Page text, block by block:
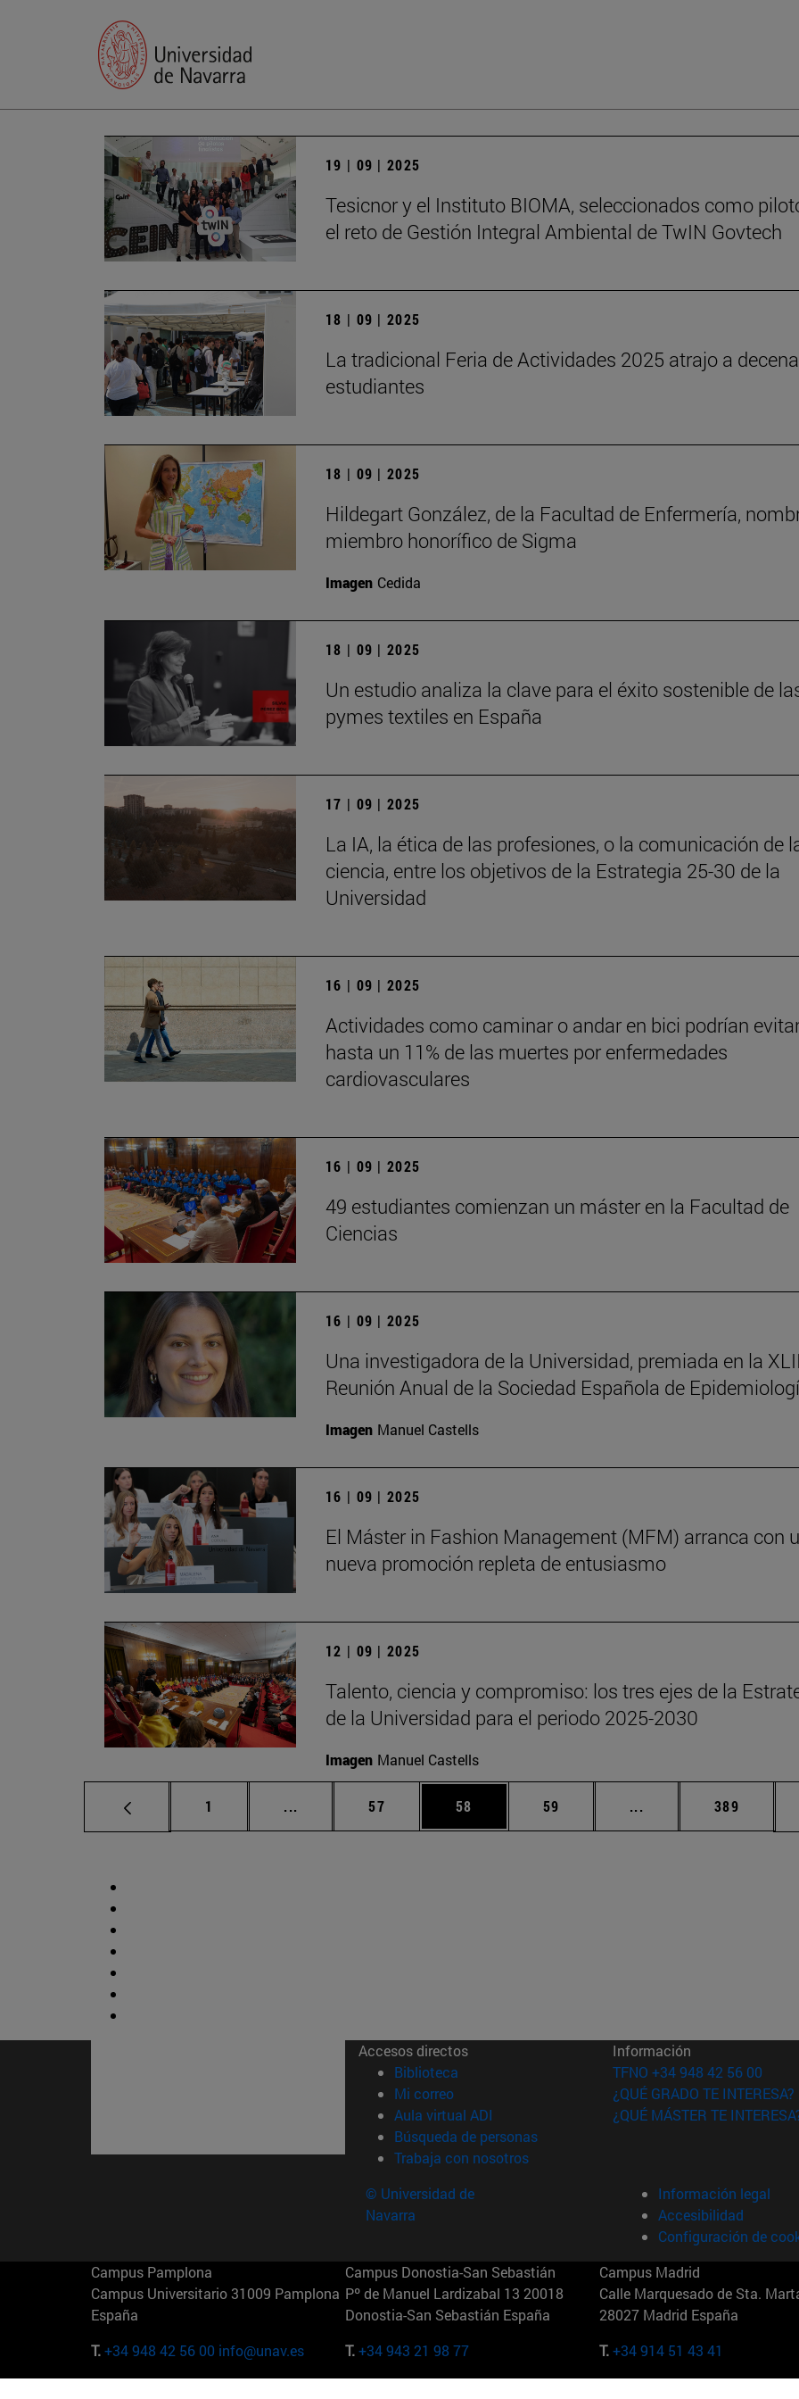
19 | 09 | 2025
Tesicnor y el Instituto BIOMA, seleccionados como
el reto de Gestión Integral Ambiental de TwIN Govtech
18 | 09 | 2025
La tradicional Feria de Actividades 2025 atrajo a
estudiantes
18 | 09 | 2025
Hildegart González, de la Facultad de Enfermería,
miembro honorífico de Sigma
Imagen Cedida
18 | 09 | 2025
Un estudio analiza la clave para el éxito sostenible de
pymes textiles en España
17 | 09 | 2025
La IA, la ética de las profesiones, o la comunicación de
ciencia, entre los objetivos de la Estrategia 25-30 de la
Universidad
16 | 09 | 2025
Actividades como caminar o andar en bici podrían
hasta un 11% de las muertes por enfermedades
cardiovasculares
16 | 09 | 2025
49 estudiantes comienzan un máster en la Facultad de
Ciencias
16 | 09 | 2025
Una investigadora de la Universidad, premiada en la
Reunión Anual de la Sociedad Española de
Imagen Manuel Castells
16 | 09 | 2025
El Máster in Fashion Management (MFM) arranca con
nueva promoción repleta de entusiasmo
12 | 09 | 2025
Talento, ciencia y compromiso: los tres ejes de la
de la Universidad para el periodo 2025-2030
Imagen Manuel Castells
Página
1 ... Páginas intermedias Use TAB para desplazarse.
Página
57 Página
58 Página
59 ... Páginas intermedias
Página
389
Accesos directos
Biblioteca (abre en nueva ventana)
Mi correo(abre en nueva ventana)
Aula virtual ADI (abre en nueva ventana)
Búsqueda de personas(abre en nueva ventana)
Trabaja con nosotros(abre en nueva ventana)
Información
TFNO +34 948 42 56 00
¿QUÉ GRADO TE INTERESA?
¿QUÉ MÁSTER TE
© Universidad de
Navarra
Información legal
Accesibilidad
Configuración de
Campus Pamplona
Campus Universitario 31009 Pamplona
España
T.+34 948 42 56 00 info@unav.es
Campus Donostia-San Sebastián
Pº de Manuel Lardizabal 13 20018
Donostia-San Sebastián España
T.+34 943 21 98 77
Campus Madrid
Calle Marquesado de Sta.
28027 Madrid España
T.+34 914 51 43 41